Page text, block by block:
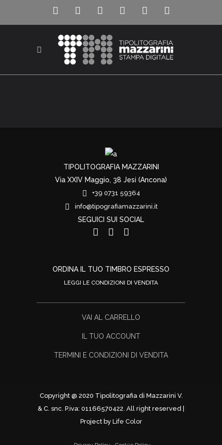
TIPOLITOGRAFIA MAZZARINI
Via XXIV Maggio, 38 Jesi (Ancona)
+39 0731 59364
info@tipografiamazzarini.it
SEGUICI SUI SOCIAL
ORDINA IL TUO TIMBRO ESPRESSO
LEGGI LE CONDIZIONI DI VENDITA
VAI AL CARRELLO
IL TUO ACCOUNT
TERMINI E CONDIZIONI DI VENDITA
Copyright @ 2020 Tipolitografia di Mazzarini V.
& C. snc. P.iva: 01166570422. All right reserved |
Project by Life Color